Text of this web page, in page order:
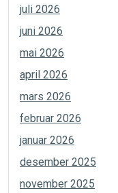
juli 2026
juni 2026
mai 2026
april 2026
mars 2026
februar 2026
januar 2026
desember 2025
november 2025